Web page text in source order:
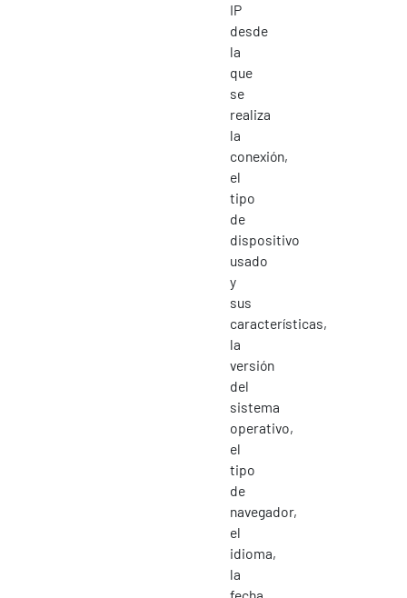
IP
desde
la
que
se
realiza
la
conexión,
el
tipo
de
dispositivo
usado
y
sus
características,
la
versión
del
sistema
operativo,
el
tipo
de
navegador,
el
idioma,
la